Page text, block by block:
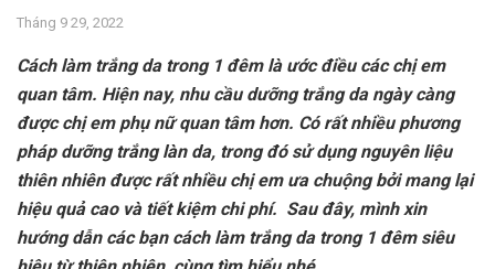
Tháng 9 29, 2022
Cách làm trắng da trong 1 đêm là ước điều các chị em
quan tâm. Hiện nay, nhu cầu dưỡng trắng da ngày càng
được chị em phụ nữ quan tâm hơn. Có rất nhiều phương
pháp dưỡng trắng làn da, trong đó sử dụng nguyên liệu
thiên nhiên được rất nhiều chị em ưa chuộng bởi mang lại
hiệu quả cao và tiết kiệm chi phí. Sau đây, mình xin
hướng dẫn các bạn cách làm trắng da trong 1 đêm siêu